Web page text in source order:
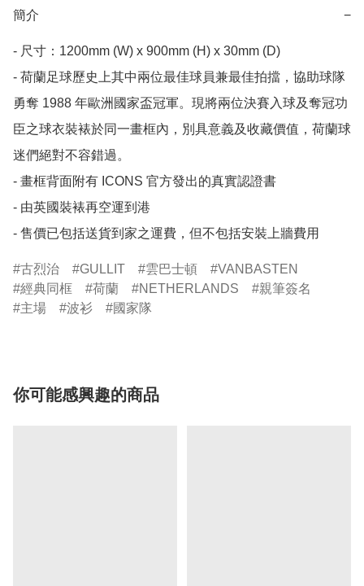
簡介 −
- 尺寸：1200mm (W) x 900mm (H) x 30mm (D)
- 荷蘭足球歷史上其中兩位最佳球員兼最佳拍擋，協助球隊
勇奪 1988 年歐洲國家盃冠軍。現將兩位決賽入球及奪冠功
臣之球衣裝裱於同一畫框內，別具意義及收藏價值，荷蘭球
迷們絕對不容錯過。
- 畫框背面附有 ICONS 官方發出的真實認證書
- 由英國裝裱再空運到港
- 售價已包括送貨到家之運費，但不包括安裝上牆費用
古烈治 GULLIT 雲巴士頓
VANBASTEN
經典同框
荷蘭 NETHERLANDS
親筆簽名
主場
波衫 國家隊
你可能感興趣的商品